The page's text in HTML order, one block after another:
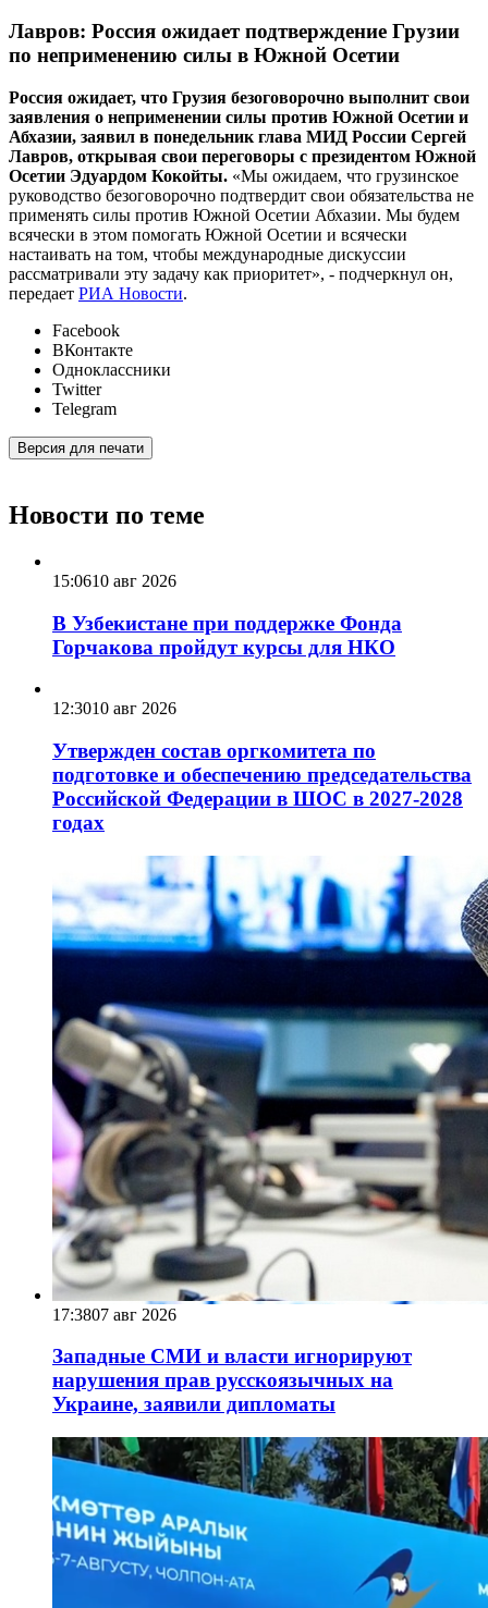
Лавров: Россия ожидает подтверждение Грузии
по неприменению силы в Южной Осетии
Россия ожидает, что Грузия безоговорочно выполнит свои
заявления о неприменении силы против Южной Осетии и
Абхазии, заявил в понедельник глава МИД России Сергей
Лавров, открывая свои переговоры с президентом Южной
Осетии Эдуардом Кокойты. «Мы ожидаем, что грузинское
руководство безоговорочно подтвердит свои обязательства не
применять силы против Южной Осетии Абхазии. Мы будем
всячески в этом помогать Южной Осетии и всячески
настаивать на том, чтобы международные дискуссии
рассматривали эту задачу как приоритет», - подчеркнул он,
передает РИА Новости.
Facebook
ВКонтакте
Одноклассники
Twitter
Telegram
Версия для печати
Новости по теме
15:0610 авг 2026
В Узбекистане при поддержке Фонда
Горчакова пройдут курсы для НКО
12:3010 авг 2026
Утвержден состав оргкомитета по
подготовке и обеспечению председательства
Российской Федерации в ШОС в 2027-2028
годах
17:3807 авг 2026
Западные СМИ и власти игнорируют
нарушения прав русскоязычных на
Украине, заявили дипломаты